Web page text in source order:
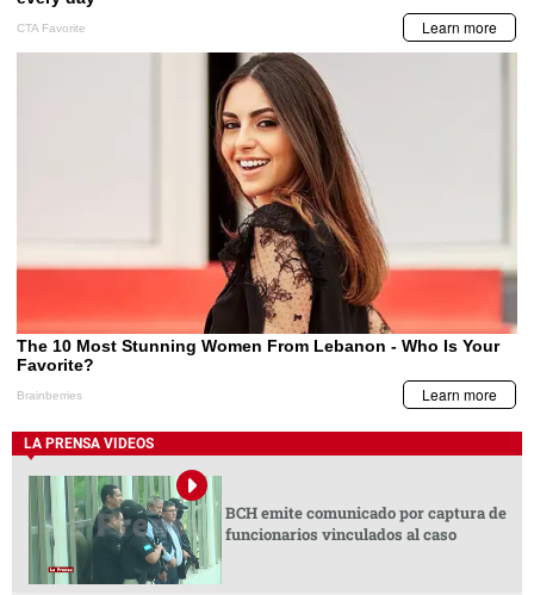
LA PRENSA VIDEOS
BCH emite comunicado por captura de
funcionarios vinculados al caso